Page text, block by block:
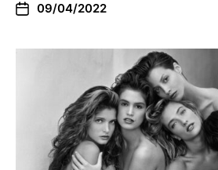
09/04/2022